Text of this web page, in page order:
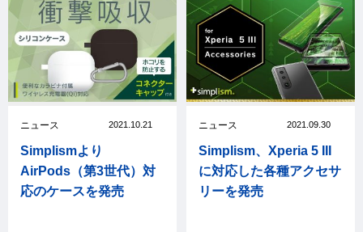
ニュース 2021.10.21
Simplismより
AirPods（第3世代）対
応のケースを発売
ニュース 2021.09.30
Simplism、Xperia 5 III
に対応した各種アクセサ
リーを発売